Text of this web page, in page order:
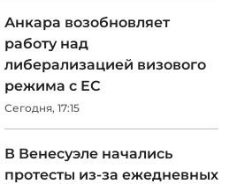
Анкара возобновляет
работу над
либерализацией визового
режима с ЕС
Сегодня, 17:15
В Венесуэле начались
протесты из-за ежедневных